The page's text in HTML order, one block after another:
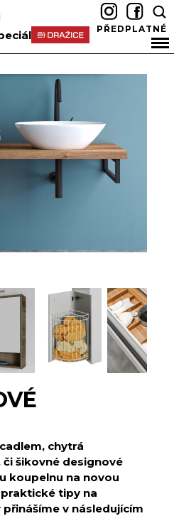
PŘEDPLATNÉ
chytrá
šikovné designové
koupelnu na novou
tipy na
v následujícím